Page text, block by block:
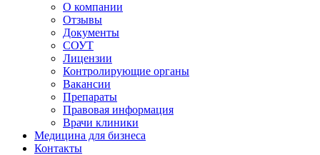
О компании
Отзывы
Документы
СОУТ
Лицензии
Контролирующие органы
Вакансии
Препараты
Правовая информация
Врачи клиники
Медицина для бизнеса
Контакты